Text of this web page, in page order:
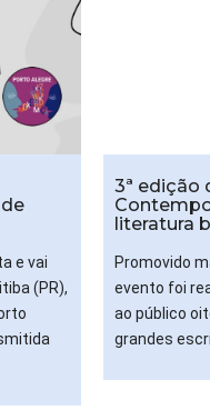
e vai
(PR),
3ª edição
literatura
Promovido
evento foi
ao público
grandes